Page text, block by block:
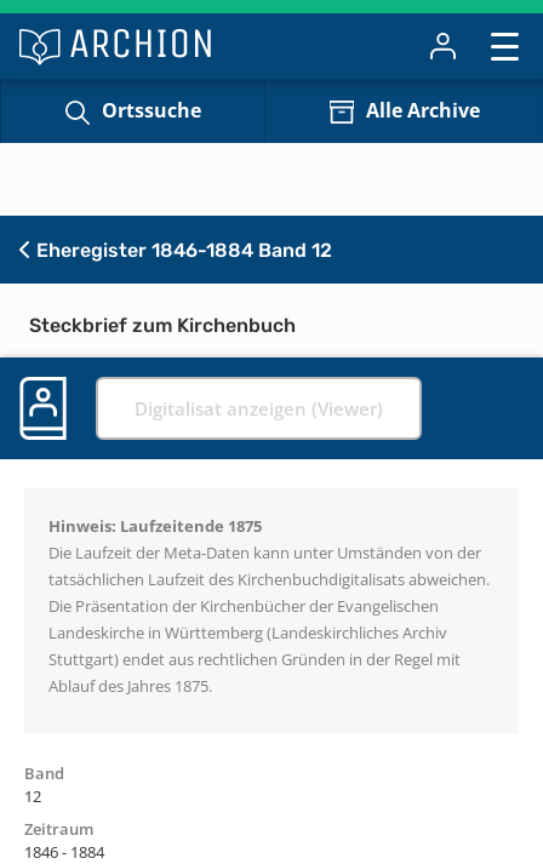
Ortssuche Alle Archive
Eheregister 1846-1884 Band 12
Steckbrief zum Kirchenbuch
Digitalisat anzeigen (Viewer)
Hinweis: Laufzeitende 1875
Die Laufzeit der Meta-Daten kann unter Umständen von der
tatsächlichen Laufzeit des Kirchenbuchdigitalisats abweichen.
Die Präsentation der Kirchenbücher der Evangelischen
Landeskirche in Württemberg (Landeskirchliches Archiv
Stuttgart) endet aus rechtlichen Gründen in der Regel mit
Ablauf des Jahres 1875.
Band
12
Zeitraum
1846 - 1884